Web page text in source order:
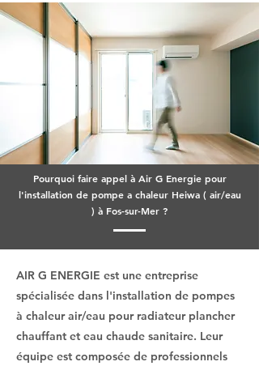
Pourquoi faire appel à Air G Energie pour
l'installation de pompe a chaleur Heiwa ( air/eau
) à Fos-sur-Mer ?
AIR G ENERGIE est une entreprise
spécialisée dans l'installation de pompes
à chaleur air/eau pour radiateur plancher
chauffant et eau chaude sanitaire. Leur
équipe est composée de professionnels